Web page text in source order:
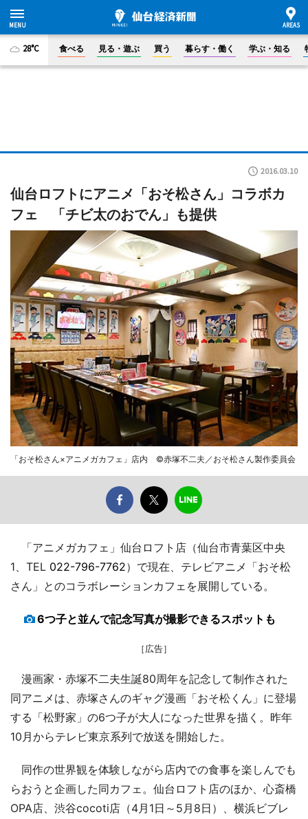
28°C 食べる 見る・遊ぶ 買う 暮らす・働く 学ぶ・知る
2016.03.10
仙台ロフトにアニメ「おそ松さん」コラボカ
フェ 「チビ太のおでん」も提供
「おそ松さん×アニメガカフェ」店内 ©赤塚不二夫／おそ松さん製作委員会
「アニメガカフェ」仙台ロフト店（仙台市青葉区中央
1、TEL 022-796-7762）で現在、テレビアニメ「おそ松
さん」とのコラボレーションカフェを展開している。
6つ子と並んで記念写真が撮影できるスポットも
［広告］
漫画家・赤塚不二夫生誕80周年を記念して制作された
同アニメは、赤塚さんのギャグ漫画「おそ松くん」に登場
する「松野家」の6つ子が大人になった世界を描く。昨年
10月からテレビ東京系列で放送を開始した。
同作の世界観を体験しながら店内での食事を楽しんでも
らおうと企画した同カフェ。仙台ロフト店のほか、心斎橋
OPA店、渋谷cocoti店（4月1日～5月8日）、横浜ビブレ